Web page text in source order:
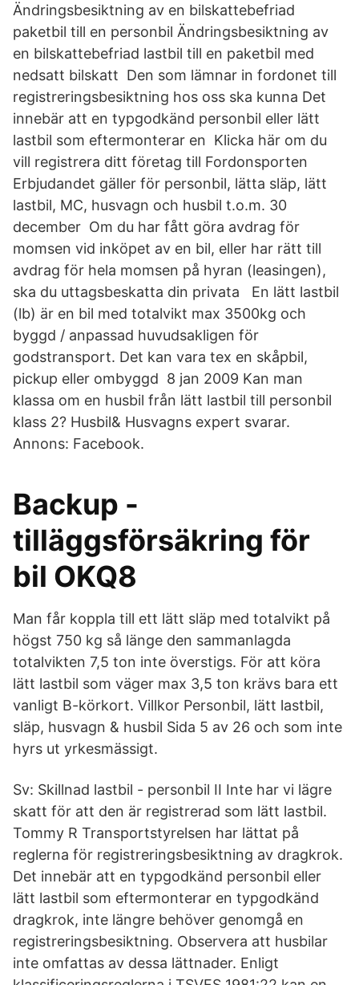
Ändringsbesiktning av en bilskattebefriad
paketbil till en personbil Ändringsbesiktning av
en bilskattebefriad lastbil till en paketbil med
nedsatt bilskatt Den som lämnar in fordonet till
registreringsbesiktning hos oss ska kunna Det
innebär att en typgodkänd personbil eller lätt
lastbil som eftermonterar en Klicka här om du
vill registrera ditt företag till Fordonsporten
Erbjudandet gäller för personbil, lätta släp, lätt
lastbil, MC, husvagn och husbil t.o.m. 30
december Om du har fått göra avdrag för
momsen vid inköpet av en bil, eller har rätt till
avdrag för hela momsen på hyran (leasingen),
ska du uttagsbeskatta din privata En lätt lastbil
(lb) är en bil med totalvikt max 3500kg och
byggd / anpassad huvudsakligen för
godstransport. Det kan vara tex en skåpbil,
pickup eller ombyggd 8 jan 2009 Kan man
klassa om en husbil från lätt lastbil till personbil
klass 2? Husbil& Husvagns expert svarar.
Annons: Facebook.
Backup -
tilläggsförsäkring för
bil OKQ8
Man får koppla till ett lätt släp med totalvikt på
högst 750 kg så länge den sammanlagda
totalvikten 7,5 ton inte överstigs. För att köra
lätt lastbil som väger max 3,5 ton krävs bara ett
vanligt B-körkort. Villkor Personbil, lätt lastbil,
släp, husvagn & husbil Sida 5 av 26 och som inte
hyrs ut yrkesmässigt.
Sv: Skillnad lastbil - personbil II Inte har vi lägre
skatt för att den är registrerad som lätt lastbil.
Tommy R Transportstyrelsen har lättat på
reglerna för registreringsbesiktning av dragkrok.
Det innebär att en typgodkänd personbil eller
lätt lastbil som eftermonterar en typgodkänd
dragkrok, inte längre behöver genomgå en
registreringsbesiktning. Observera att husbilar
inte omfattas av dessa lättnader. Enligt